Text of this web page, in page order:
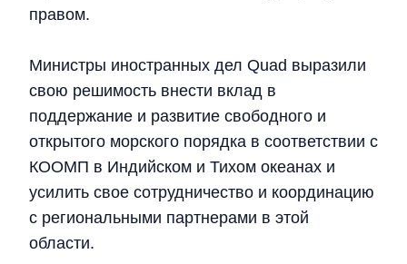
правом.
Министры иностранных дел Quad выразили
свою решимость внести вклад в
поддержание и развитие свободного и
открытого морского порядка в соответствии с
КООМП в Индийском и Тихом океанах и
усилить свое сотрудничество и координацию
с региональными партнерами в этой
области.